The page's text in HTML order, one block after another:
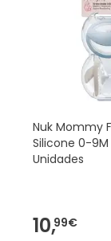
Nuk Mommy
Silicone 0-9M
Unidades
10,99€